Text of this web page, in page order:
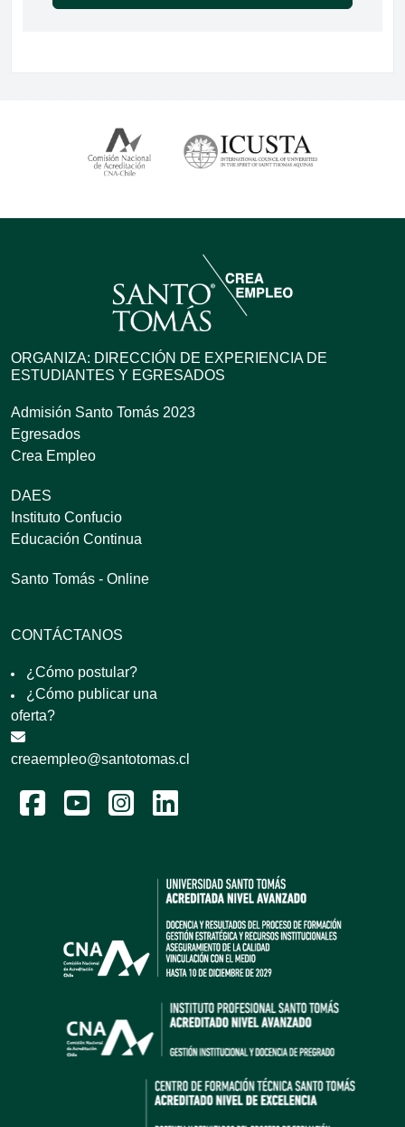
ORGANIZA: DIRECCIÓN DE EXPERIENCIA DE
ESTUDIANTES Y EGRESADOS
Admisión Santo Tomás 2023
Egresados
Crea Empleo
DAES
Instituto Confucio
Educación Continua
Santo Tomás - Online
CONTÁCTANOS
¿Cómo postular?
¿Cómo publicar una
oferta?
creaempleo@santotomas.cl